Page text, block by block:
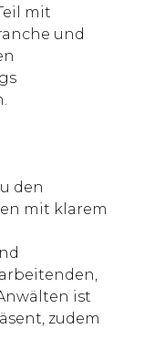
mit
und
den
mit klarem
ist
zudem